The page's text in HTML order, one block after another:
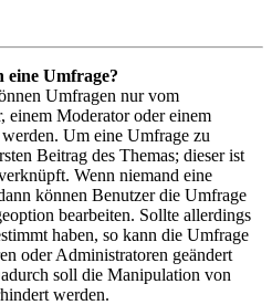
eine Umfrage?
Umfragen nur vom
einem Moderator oder einem
Um eine Umfrage zu
Beitrag des Themas; dieser ist
Wenn niemand eine
können Benutzer die Umfrage
bearbeiten. Sollte allerdings
haben, so kann die Umfrage
oder Administratoren geändert
soll die Manipulation von
werden.